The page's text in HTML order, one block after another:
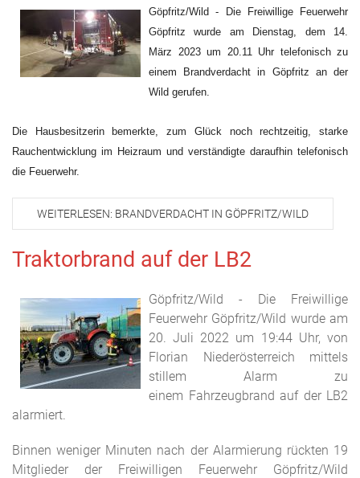
Göpfritz/Wild - Die Freiwillige Feuerwehr
Göpfritz wurde am Dienstag, dem 14.
März 2023 um 20.11 Uhr telefonisch zu
einem Brandverdacht in Göpfritz an der
Wild gerufen.
Die Hausbesitzerin bemerkte, zum Glück noch rechtzeitig, starke
Rauchentwicklung im Heizraum und verständigte daraufhin telefonisch
die Feuerwehr.
WEITERLESEN: BRANDVERDACHT IN GÖPFRITZ/WILD
Traktorbrand auf der LB2
Göpfritz/Wild - Die Freiwillige
Feuerwehr Göpfritz/Wild wurde am
20. Juli 2022 um 19:44 Uhr, von
Florian Niederösterreich mittels
stillem Alarm zu
einem Fahrzeugbrand auf der LB2
alarmiert.
Binnen weniger Minuten nach der Alarmierung rückten 19
Mitglieder der Freiwilligen Feuerwehr Göpfritz/Wild